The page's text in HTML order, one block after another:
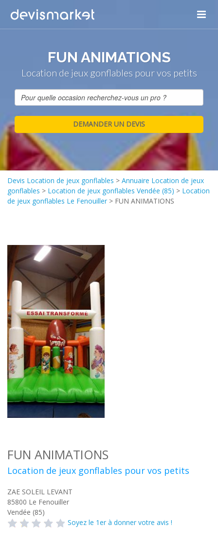
FUN ANIMATIONS
Location de jeux gonflables pour vos petits
Devis Location de jeux gonflables > Annuaire Location de jeux
gonflables > Location de jeux gonflables Vendée (85) > Location
de jeux gonflables Le Fenouiller > FUN ANIMATIONS
FUN ANIMATIONS
Location de jeux gonflables pour vos petits
ZAE SOLEIL LEVANT
85800 Le Fenouiller
Vendée (85)
Soyez le 1er à donner votre avis !